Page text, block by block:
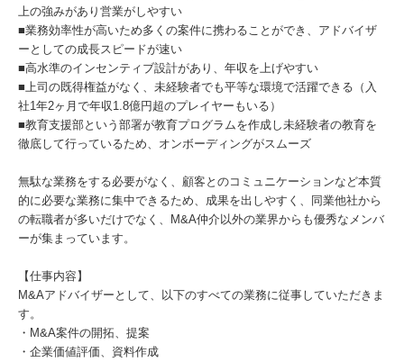
上の強みがあり営業がしやすい
■業務効率性が高いため多くの案件に携わることができ、アドバイザ
ーとしての成長スピードが速い
■高水準のインセンティブ設計があり、年収を上げやすい
■上司の既得権益がなく、未経験者でも平等な環境で活躍できる（入
社1年2ヶ月で年収1.8億円超のプレイヤーもいる）
■教育支援部という部署が教育プログラムを作成し未経験者の教育を
徹底して行っているため、オンボーディングがスムーズ
無駄な業務をする必要がなく、顧客とのコミュニケーションなど本質
的に必要な業務に集中できるため、成果を出しやすく、同業他社から
の転職者が多いだけでなく、M&A仲介以外の業界からも優秀なメンバ
ーが集まっています。
【仕事内容】
M&Aアドバイザーとして、以下のすべての業務に従事していただきま
す。
・M&A案件の開拓、提案
・企業価値評価、資料作成